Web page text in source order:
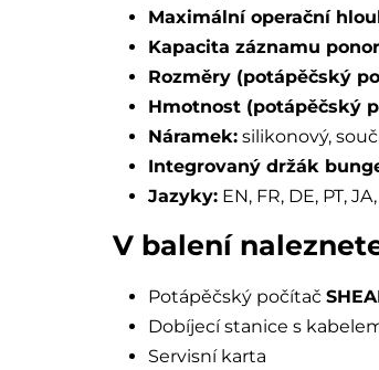
Maximální operační
Kapacita záznamu
Rozměry (potápěčský
Hmotnost (potápěčský
Náramek: silikonový,
Integrovaný držák
Jazyky: EN, FR, DE, PT,
V balení
Potápěčský počítač
Dobíjecí stanice s
Servisní karta